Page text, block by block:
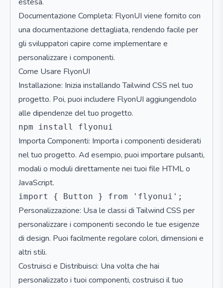
Documentazione Completa: FlyonUI viene fornito con
una documentazione dettagliata, rendendo facile per
gli sviluppatori capire come implementare e
personalizzare i componenti.
Come Usare FlyonUI
Installazione: Inizia installando Tailwind CSS nel tuo
progetto. Poi, puoi includere FlyonUI aggiungendolo
alle dipendenze del tuo progetto.
Importa Componenti: Importa i componenti desiderati
nel tuo progetto. Ad esempio, puoi importare pulsanti,
modali o moduli direttamente nei tuoi file HTML o
JavaScript.
Personalizzazione: Usa le classi di Tailwind CSS per
personalizzare i componenti secondo le tue esigenze
di design. Puoi facilmente regolare colori, dimensioni e
altri stili.
Costruisci e Distribuisci: Una volta che hai
personalizzato i tuoi componenti, costruisci il tuo